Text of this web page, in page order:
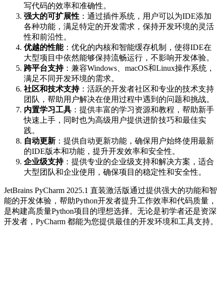
写代码的效率和准确性。
强大的可扩展性 ：通过插件系统，用户可以为IDE添加
各种功能，满足特定的开发需求，保持开发环境的灵活
性和前沿性。
优越的性能：优化的内核和智能缓存机制，使得IDE在
大型项目中依然能够保持流畅运行，不影响开发体验。
跨平台支持：兼容Windows、macOS和Linux操作系统，
满足不同开发环境的需求。
社区和技术支持：活跃的开发者社区和专业的技术支持
团队，帮助用户解决在使用过程中遇到的问题和挑战。
内置学习工具 ：提供丰富的学习资源和教程，帮助新手
快速上手，同时也为高级用户提供进阶技巧和最佳实
践。
自动更新 ：提供自动更新功能，确保用户始终使用最新
的IDE版本和功能，提升开发效率和安全性。
企业级支持：提供专业的企业级支持和解决方案，适合
大型团队和企业使用，确保项目的稳定性和安全性。
JetBrains PyCharm 2025.1 直装激活版通过提供强大的功能和智
能的开发体验，帮助Python开发者提升工作效率和代码质量，
是构建高质量Python项目的理想选择。无论是初学者还是资深
开发者，PyCharm 都能为您提供最佳的开发环境和工具支持。